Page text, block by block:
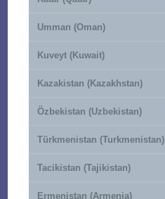
Umman (Oman)
Kuveyt (Kuwait)
Kazakistan (Kazakhstan)
Özbekistan (Uzbekistan)
Türkmenistan (Turkmenistan)
Tacikistan (Tajikistan)
Ermenistan (Armenia)